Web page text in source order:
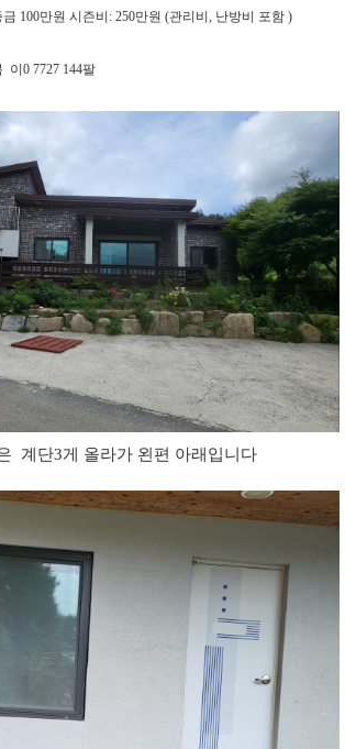
금 100만원 시즌비 : 250만원 (관리비 , 난방비 포함 )
이 0 7727 144팔
계단3게 올라가 왼편 아래입니다